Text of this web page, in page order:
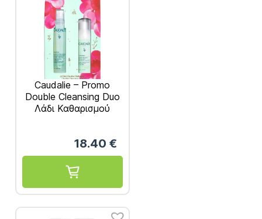
Caudalie – Promo
Double Cleansing Duo
Λάδι Καθαρισμού
Καθαρισμού
Προσώπου 50mL
18.40 €